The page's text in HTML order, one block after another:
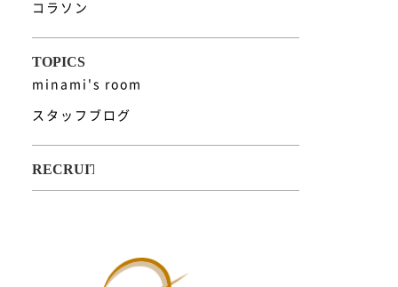
コラソン
minami's room
スタッフブログ